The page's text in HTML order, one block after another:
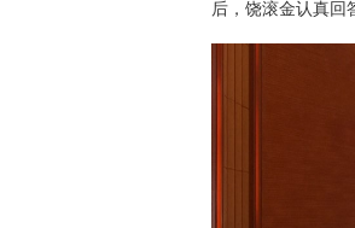
后，饶滚金认真回